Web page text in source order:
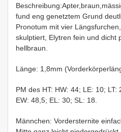
fund eng genetztem Grund
Pronotum mit vier
skulptiert, Elytren fein und dicht
hellbraun.
Länge: 1,8mm
PM des HT: HW: 44; LE: 10; LT:
EW: 48,5; EL: 30; SL: 18.
Männchen: Vordersternite